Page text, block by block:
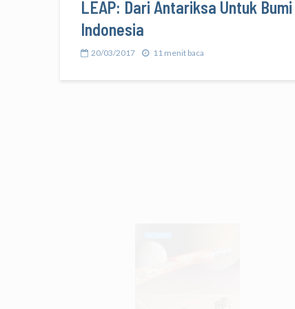
LEAP: Dari Antariksa Untuk Bumi
Indonesia
20/03/2017 11 menit baca